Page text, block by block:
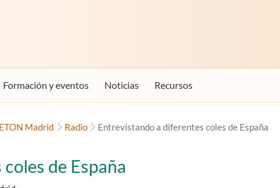
Formación y eventos Noticias Recursos
Madrid Radio Entrevistando a diferentes coles de España
de España